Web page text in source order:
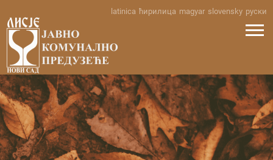
content
latinica ћирилица magyar slovensky руски